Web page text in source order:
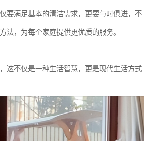
要满足基本的清洁需求，更要与时俱进，不
法，为每个家庭提供更优质的服务。
这不仅是一种生活智慧，更是现代生活方式